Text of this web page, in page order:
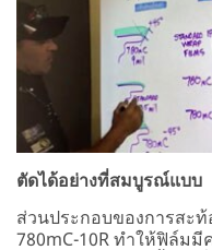
ตัดได้อย่างที่สมบูรณ์แบบ
ส่วนประกอบของการสะ
780mC-10R ทำให้ฟิล์ม